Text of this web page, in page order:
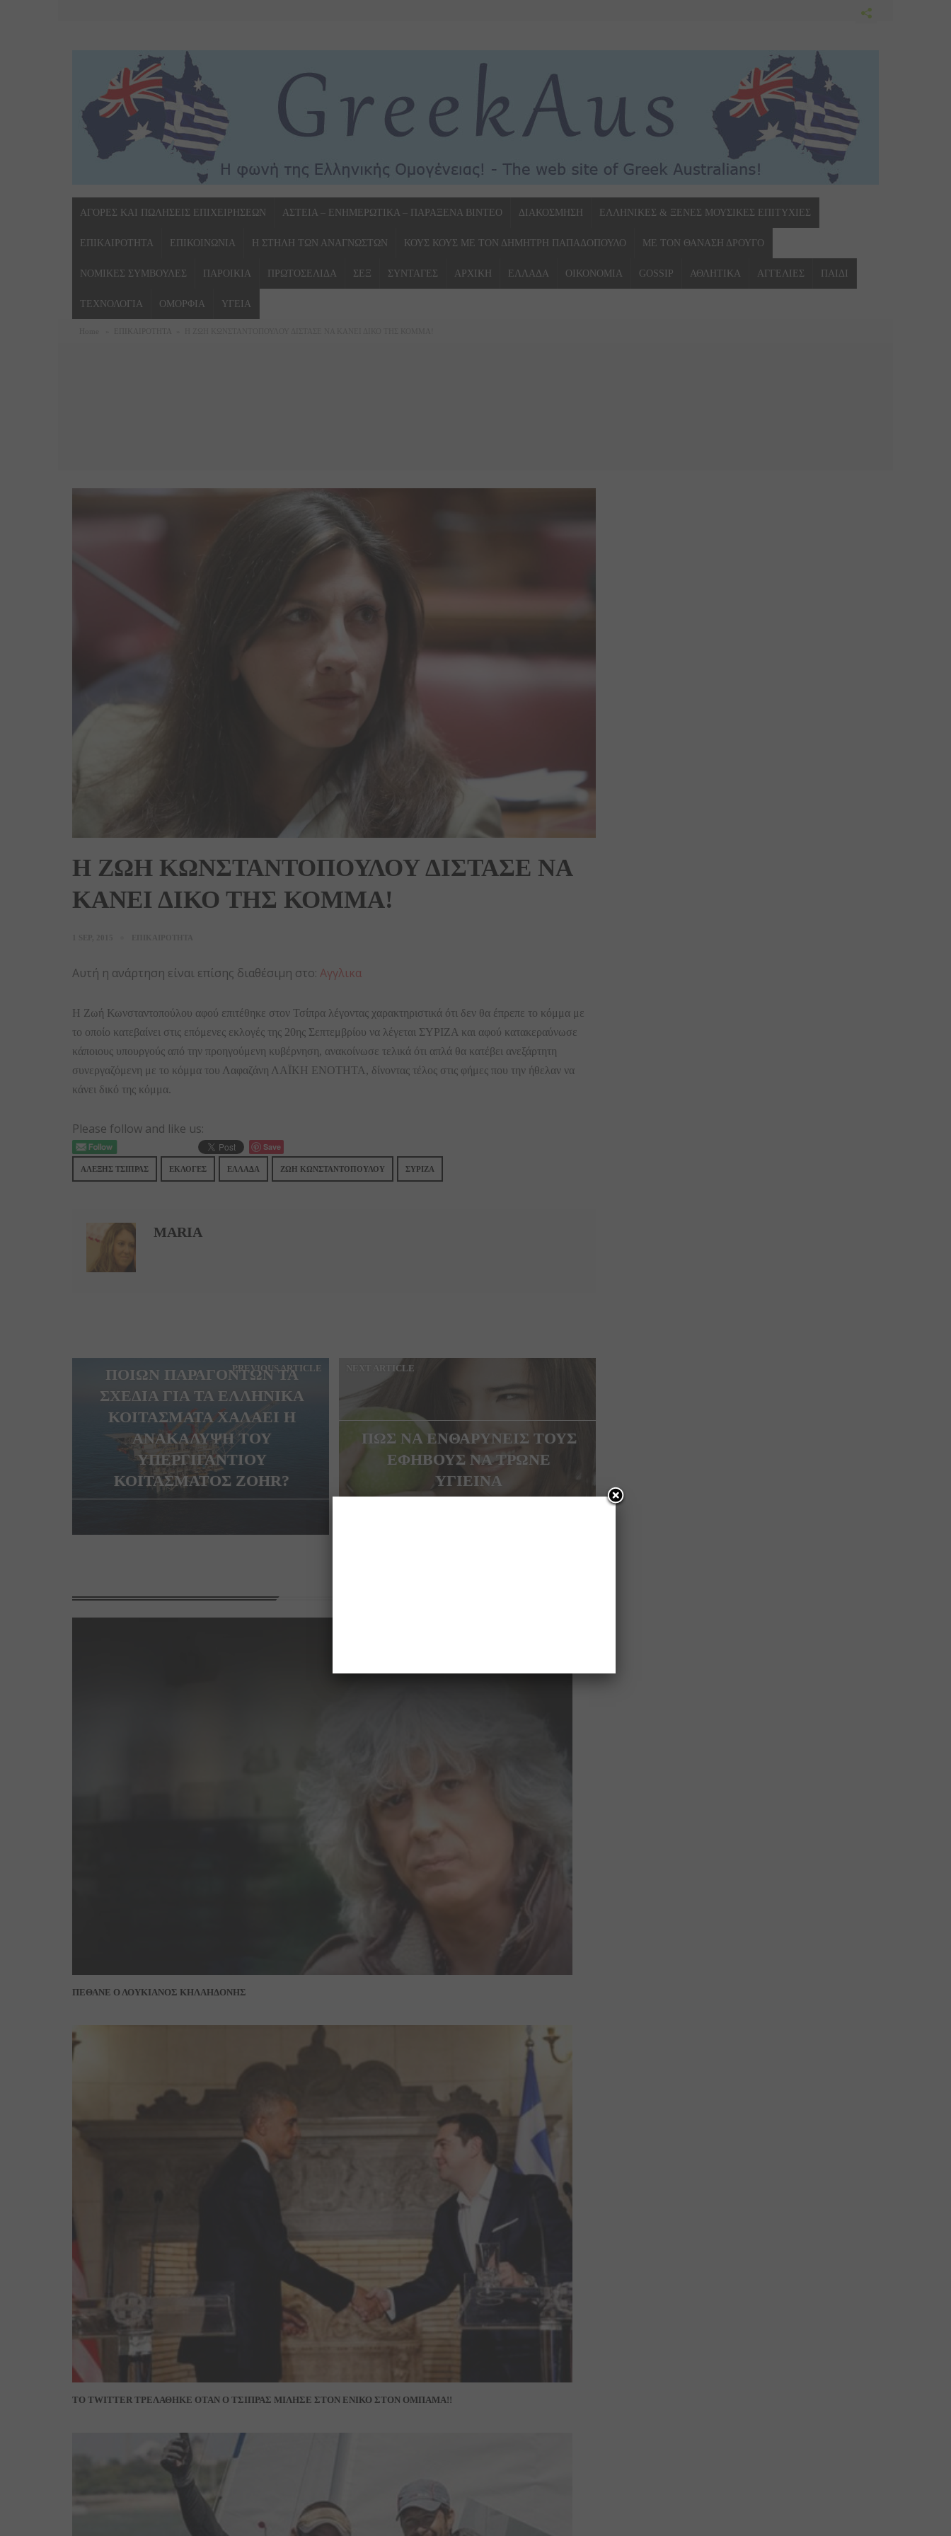
ΑΓΟΡΕΣ ΚΑΙ ΠΩΛΗΣΕΙΣ ΕΠΙΧΕΙΡΗΣΕΩΝ ΑΣΤΕΙΑ – ΕΝΗΜΕΡΩΤΙΚΑ – ΠΑΡΑΞΕΝΑ ΒΙΝΤΕΟ ΔΙΑΚΟΣΜΗΣΗ ΕΛΛΗΝΙΚΕΣ & ΞΕΝΕΣ ΜΟΥΣΙΚΕΣ ΕΠΙΤΥΧΙΕΣ
ΕΠΙΚΑΙΡΟΤΗΤΑ ΕΠΙΚΟΙΝΩΝΙΑ Η ΣΤΗΛΗ ΤΩΝ ΑΝΑΓΝΩΣΤΩΝ ΚΟΥΣ ΚΟΥΣ ΜΕ ΤΟΝ ΔΗΜΗΤΡΗ ΠΑΠΑΔΟΠΟΥΛΟ ΜΕ ΤΟΝ ΘΑΝΑΣΗ ΔΡΟΥΓΟ
ΝΟΜΙΚΕΣ ΣΥΜΒΟΥΛΕΣ ΠΑΡΟΙΚΙΑ ΠΡΩΤΟΣΕΛΙΔΑ ΣΕΞ ΣΥΝΤΑΓΕΣ ΑΡΧΙΚΗ ΕΛΛΑΔΑ ΟΙΚΟΝΟΜΙΑ GOSSIP ΑΘΛΗΤΙΚΑ ΑΓΓΕΛΙΕΣ ΠΑΙΔΙ
ΤΕΧΝΟΛΟΓΙΑ ΟΜΟΡΦΙΑ ΥΓΕΙΑ
Η ΖΩΗ ΚΩΝΣΤΑΝΤΟΠΟΥΛΟΥ ΔΙΣΤΑΣΕ ΝΑ
ΚΑΝΕΙ ΔΙΚΟ ΤΗΣ ΚΟΜΜΑ!
Αυτή η ανάρτηση είναι επίσης διαθέσιμη στο: Αγγλικα
Η Ζωή Κωνσταντοπούλου αφού επιτέθηκε στον Τσίπρα λέγοντας χαρακτηριστικά ότι δεν θα έπρεπε το κόμμα με
το οποίο κατεβαίνει στις επόμενες εκλογές της 20ης Σεπτεμβρίου να λέγεται ΣΥΡΙΖΑ και αφού κατακεραύνωσε
κάποιους υπουργούς από την προηγούμενη κυβέρνηση, ανακοίνωσε τελικά ότι απλά θα κατέβει ανεξάρτητη
συνεργαζόμενη με το κόμμα του Λαφαζάνη ΛΑΪΚΗ ΕΝΟΤΗΤΑ, δίνοντας τέλος στις φήμες που την ήθελαν να
κάνει δικό της κόμμα.
Please follow and like us:
Save
ΑΛΕΞΗΣ ΤΣΙΠΡΑΣ ΕΚΛΟΓΕΣ ΕΛΛΑΔΑ ΖΩΗ ΚΩΝΣΤΑΝΤΟΠΟΥΛΟΥ ΣΥΡΙΖΑ
MARIA
PREVIOUS ARTICLE
ΠΟΙΩΝ ΠΑΡΑΓΟΝΤΩΝ ΤΑ
ΣΧΕΔΙΑ ΓΙΑ ΤΑ ΕΛΛΗΝΙΚΑ
ΚΟΙΤΑΣΜΑΤΑ ΧΑΛΑΕΙ Η
ΑΝΑΚΑΛΥΨΗ ΤΟΥ
ΥΠΕΡΓΙΓΑΝΤΙΟΥ
ΚΟΙΤΑΣΜΑΤΟΣ ZOHR?
NEXT ARTICLE
ΠΩΣ ΝΑ ΕΝΘΑΡΥΝΕΙΣ ΤΟΥΣ
ΕΦΗΒΟΥΣ ΝΑ ΤΡΩΝΕ
ΥΓΙΕΙΝΑ
ΠΕΘΑΝΕ Ο ΛΟΥΚΙΑΝΟΣ ΚΗΛΑΗΔΟΝΗΣ
TO TWITTER ΤΡΕΛΑΘΗΚΕ ΟΤΑΝ Ο ΤΣΙΠΡΑΣ ΜΙΛΗΣΕ ΣΤΟΝ ΕΝΙΚΟ ΣΤΟΝ ΟΜΠΑΜΑ!!